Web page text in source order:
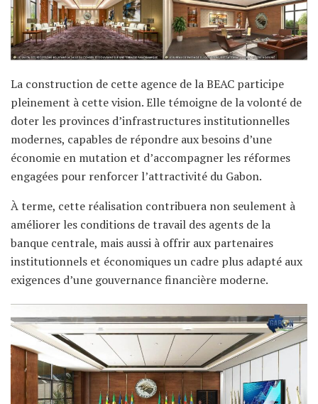
La construction de cette agence de la BEAC participe
pleinement à cette vision. Elle témoigne de la volonté de
doter les provinces d’infrastructures institutionnelles
modernes, capables de répondre aux besoins d’une
économie en mutation et d’accompagner les réformes
engagées pour renforcer l’attractivité du Gabon.
À terme, cette réalisation contribuera non seulement à
améliorer les conditions de travail des agents de la
banque centrale, mais aussi à offrir aux partenaires
institutionnels et économiques un cadre plus adapté aux
exigences d’une gouvernance financière moderne.